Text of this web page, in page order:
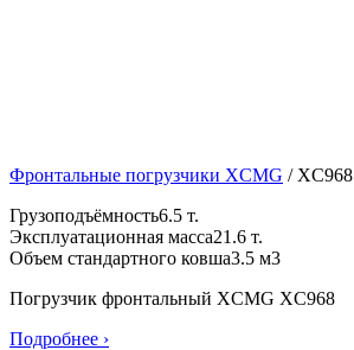
Фронтальные погрузчики XCMG / XC968
Грузоподъёмность6.5 т.
Эксплуатационная масса21.6 т.
Объем стандартного ковша3.5 м3
Погрузчик фронтальный XCMG XC968
Подробнее ›